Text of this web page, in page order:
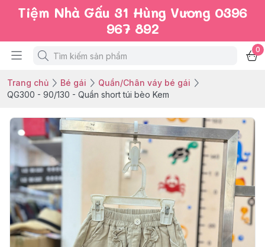
Tiệm Nhà Gấu 31 Hùng Vương 0396
967 892
0
Trang chủ Bé gái
Quần/Chân váy bé gái
QG300 - 90/130 - Quần short túi bèo Kem